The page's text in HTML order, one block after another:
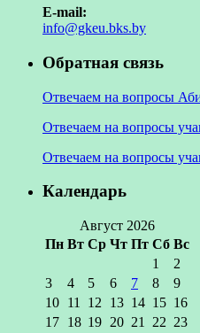
E-mail:
info@gkeu.bks.by
Обратная связь
Отвечаем на вопросы
Отвечаем на вопросы
Отвечаем на вопросы
Календарь
Август 2026
Пн Вт Ср Чт Пт Сб Вс
1
2
3
4 5 6 7 8
9
10 11 12 13 14 15 16
17 18 19 20 21 22 23